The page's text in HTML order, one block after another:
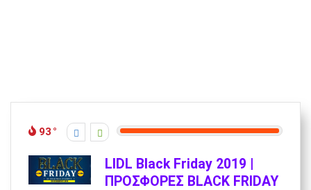
93
LIDL Black Friday 2019 |
ΠΡΟΣΦΟΡΕΣ BLACK FRIDAY